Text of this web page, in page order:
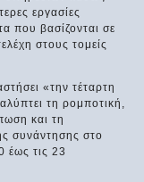
εργασίες
που βασίζονται σε
στους τομείς
«την τέταρτη
τη ρομποτική,
και τη
συνάντησης στο
έως τις 23